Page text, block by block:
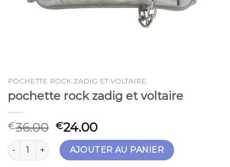
POCHETTE ROCK ZADIG ET VOLTAIRE
pochette rock zadig et voltaire
€36.00 €24.00
quantité de pochette rock zadig et voltaire
AJOUTER AU PANIER